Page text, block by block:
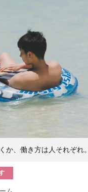
か、働き方は人それぞれ。